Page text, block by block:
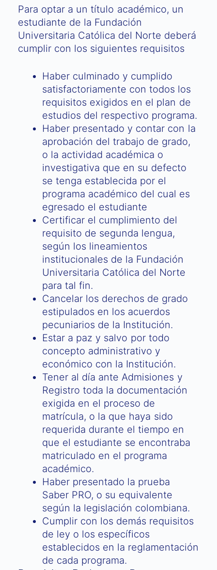
Para optar a un título académico, un
estudiante de la Fundación
Universitaria Católica del Norte deberá
cumplir con los siguientes requisitos
Haber culminado y cumplido
satisfactoriamente con todos los
requisitos exigidos en el plan de
estudios del respectivo programa.
Haber presentado y contar con la
aprobación del trabajo de grado,
o la actividad académica o
investigativa que en su defecto
se tenga establecida por el
programa académico del cual es
egresado el estudiante
Certificar el cumplimiento del
requisito de segunda lengua,
según los lineamientos
institucionales de la Fundación
Universitaria Católica del Norte
para tal fin.
Cancelar los derechos de grado
estipulados en los acuerdos
pecuniarios de la Institución.
Estar a paz y salvo por todo
concepto administrativo y
económico con la Institución.
Tener al día ante Admisiones y
Registro toda la documentación
exigida en el proceso de
matrícula, o la que haya sido
requerida durante el tiempo en
que el estudiante se encontraba
matriculado en el programa
académico.
Haber presentado la prueba
Saber PRO, o su equivalente
según la legislación colombiana.
Cumplir con los demás requisitos
de ley o los específicos
establecidos en la reglamentación
de cada programa.